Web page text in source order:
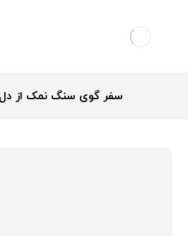
سفر گوی سنگ نمک از